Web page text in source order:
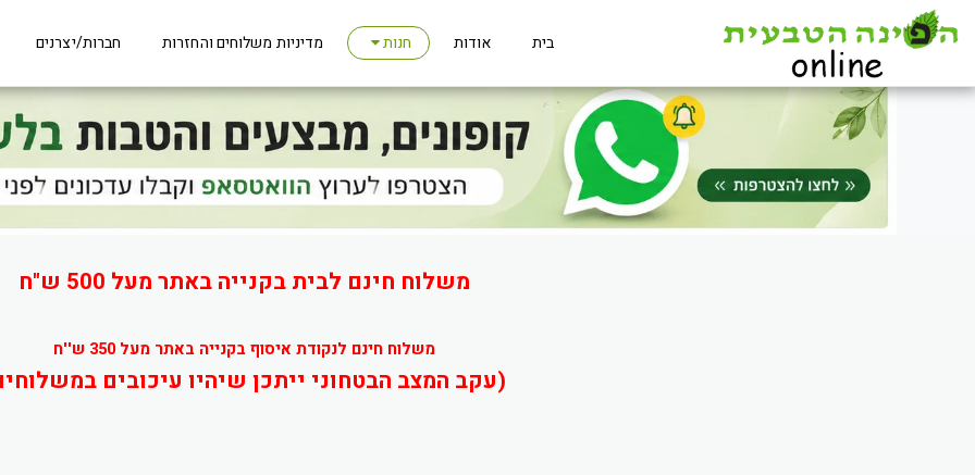
משלוח חינם לבית בקנייה באתר מעל 500 ש"ח
משלוח חינם לנקודת איסוף בקנייה באתר מעל 350 ש''ח
(עקב המצב הבטחוני ייתכן שיהיו עיכובים
בית אודות חנות מדיניות משלוחים והחזרות חברות/יצרנים